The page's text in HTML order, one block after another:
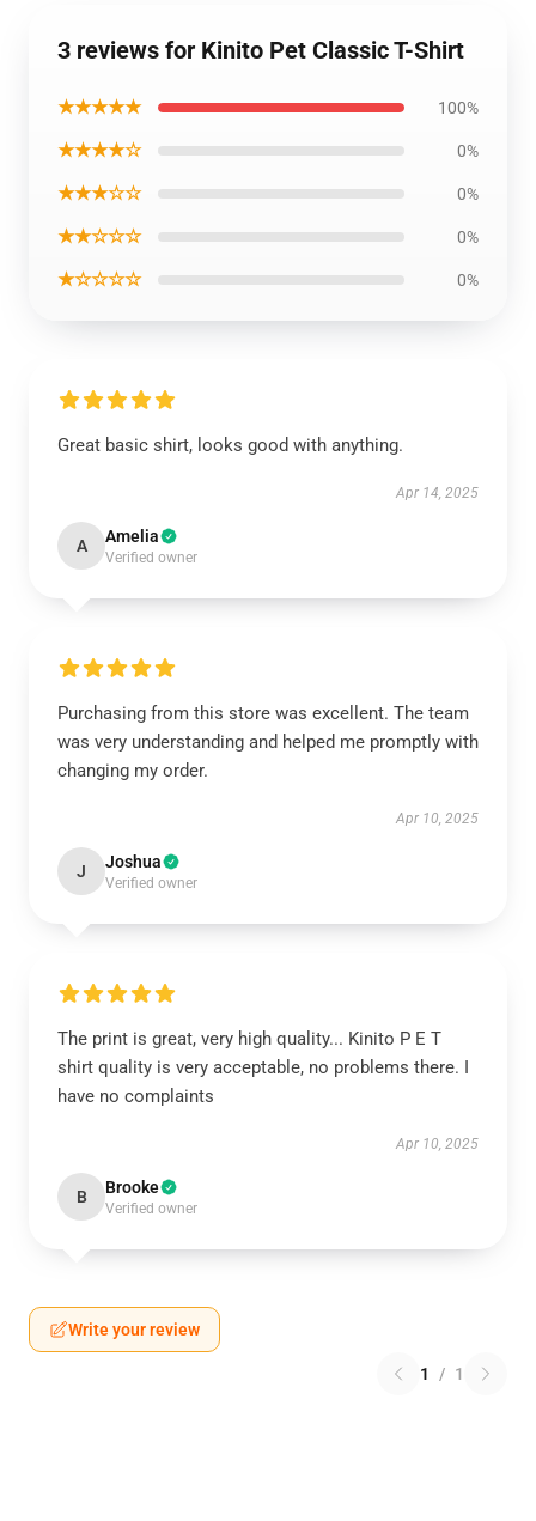
3 reviews for Kinito Pet Classic T-Shirt
★★★★★ 100%
★★★★☆ 0%
★★★☆☆ 0%
★★☆☆☆ 0%
★☆☆☆☆ 0%
Great basic shirt, looks good with anything.
Apr 14, 2025
A Amelia
Verified owner
Purchasing from this store was excellent. The team
was very understanding and helped me promptly with
changing my order.
Apr 10, 2025
J Joshua
Verified owner
The print is great, very high quality... Kinito P E T
shirt quality is very acceptable, no problems there. I
have no complaints
Apr 10, 2025
B Brooke
Verified owner
Write your review
1 / 1